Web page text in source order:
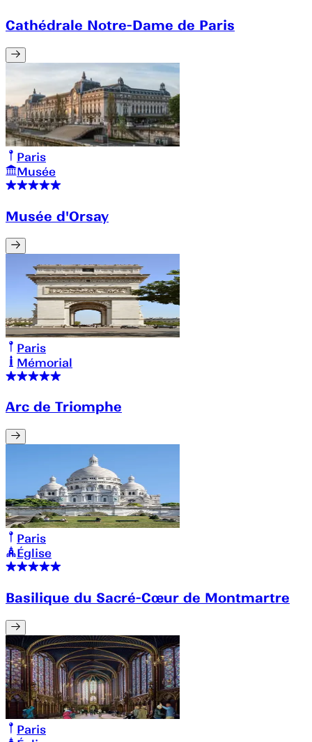
Cathédrale Notre-Dame de Paris
Paris
Musée
Musée d'Orsay
Paris
Mémorial
Arc de Triomphe
Paris
Église
Basilique du Sacré-Cœur de Montmartre
Paris